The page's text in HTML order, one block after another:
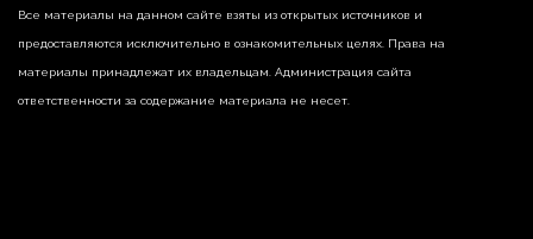
Все материалы на данном сайте взяты из открытых источников и
предоставляются исключительно в ознакомительных целях. Права на
материалы принадлежат их владельцам. Администрация сайта
ответственности за содержание материала не несет.